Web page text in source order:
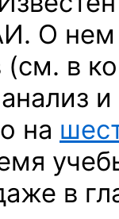
О нем
(см. в
на
в